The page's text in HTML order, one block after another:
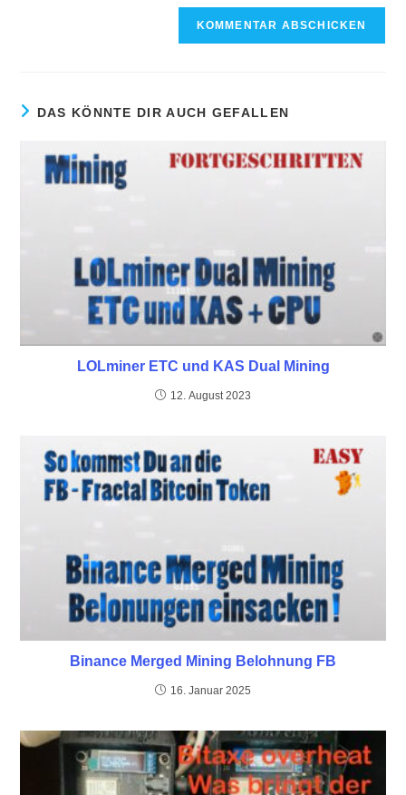
DAS KÖNNTE DIR AUCH GEFALLEN
LOLminer ETC und KAS Dual Mining
12. August 2023
Binance Merged Mining Belohnung FB
16. Januar 2025